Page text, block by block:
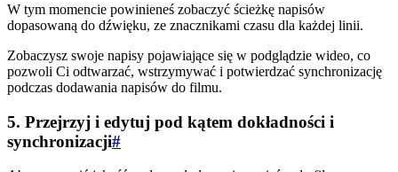
W tym momencie powinieneś zobaczyć ścieżkę napisów
dopasowaną do dźwięku, ze znacznikami czasu dla każdej linii.
Zobaczysz swoje napisy pojawiające się w podglądzie wideo, co
pozwoli Ci odtwarzać, wstrzymywać i potwierdzać synchronizację
podczas dodawania napisów do filmu.
5. Przejrzyj i edytuj pod kątem dokładności i
synchronizacji#